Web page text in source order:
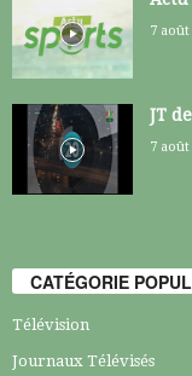
7 août
JT
7 août
CATÉGORIE
Télévision
Journaux Télévisés